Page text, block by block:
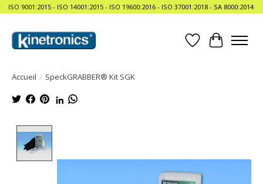
ISO 9001:2015 - ISO 14001:2015 - ISO 19600:2016 - ISO 37001:2018 - SA 8000:2014
Liste dePanier
Accueil / SpeckGRABBER® Kit SGK